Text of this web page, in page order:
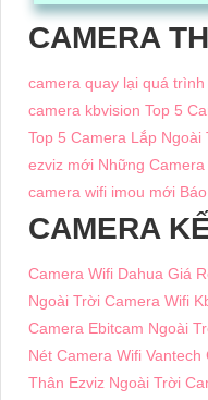
CAMERA
camera quay lại quá
camera kbvision Top 5
Top 5 Camera Lắp Ngoài
ezviz mới Những
camera wifi imou mới
CAMERA
Camera Wifi Dahua Giá
Ngoài Trời Camera Wifi
Camera Ebitcam Ngoài
Nét Camera Wifi Vantech
Thân Ezviz Ngoài Trời